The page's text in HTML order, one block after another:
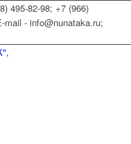
495-82-98; +7 (966)
mail - info@nunataka.ru;